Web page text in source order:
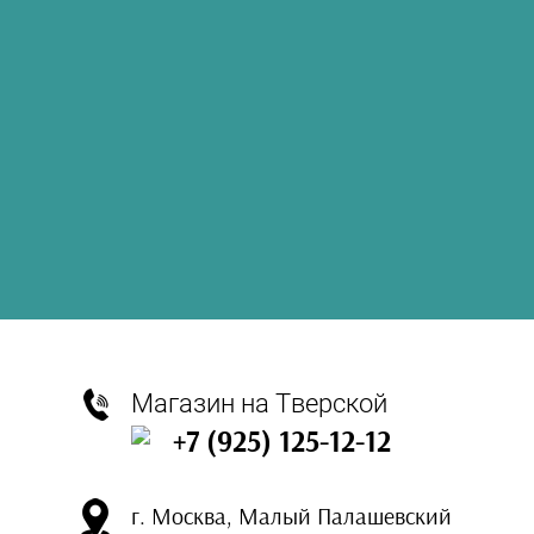
Магазин на Тверской
+7 (925) 125-12-12
г. Москва, Малый Палашевский